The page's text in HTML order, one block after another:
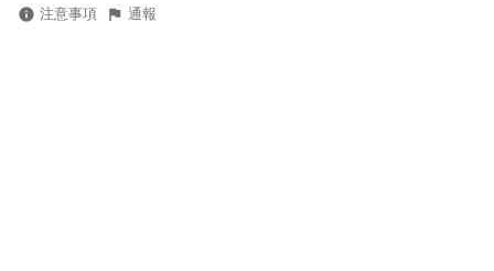
注意事項 通報